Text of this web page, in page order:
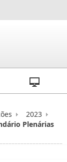
2023
Plenárias